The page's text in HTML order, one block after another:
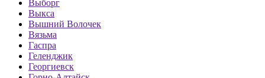
Выборг
Выкса
Вышний Волочек
Вязьма
Гаспра
Геленджик
Георгиевск